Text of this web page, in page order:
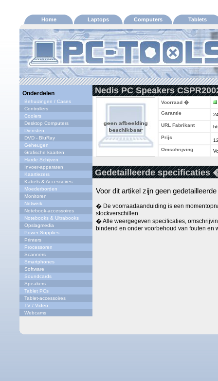
Home Laptops Computers Tablets
Onderdelen
Behuizingen / Cases
Controllers
Coolers
Desktop Computers
Diensten
DVD - BluRay
Geheugen
Grafische kaarten
Harde Schijven
Invoer-apparaten
Kaartlezers
Kabels & Accessoires
Moederborden
Monitoren
Netwerk
Notebook-accessoires
Notebooks & Ultrabooks
Opslagmedia
Power Supplies
Printers
Processoren
Scanners
Smartphones
Software
Soundcards
Speakers
Tablet PCs
Tablet-accessoires
TV / Video
Webcams
Nedis PC Speakers
Voorraad �
Garantie
URL Fabrikant
Prijs
Omschrijving
Gedetailleerde specificaties
Voor dit artikel zijn geen
� De voorraadaanduiding is een
stockverschillen
� Alle weergegeven specificaties,
bindend en onder voorbehoud van fouten en